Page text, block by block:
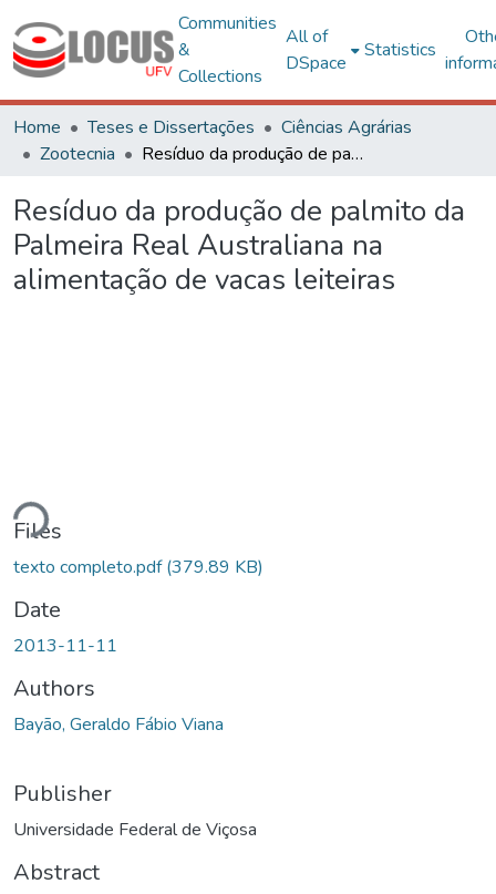
Communities
&
Collections
All of
DSpace
Statistics
Home Teses e Dissertações
Ciências Agrárias
Zootecnia
Resíduo da produção de palmito da Palmeira Real Australiana na alimentação de vacas leiteiras
Resíduo da produção de palmito da
Palmeira Real Australiana na
alimentação de vacas leiteiras
Loading...
Files
texto completo.pdf(379.89 KB)
Date
2013-11-11
Authors
Bayão, Geraldo Fábio Viana
Publisher
Universidade Federal de Viçosa
Abstract